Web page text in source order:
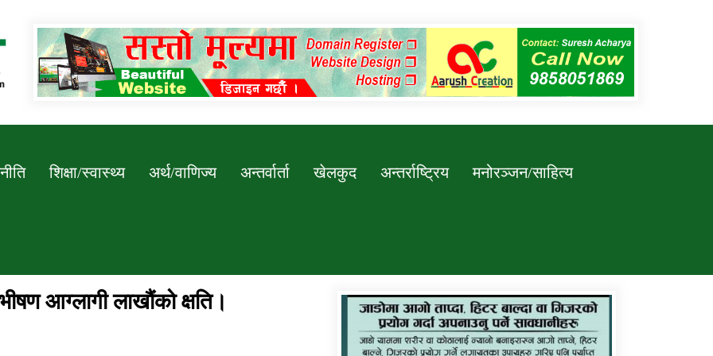
Newssarokar
शिक्षा/स्वास्थ्य अर्थ/वाणिज्य अन्तर्वार्ता खेलकुद अन्तर्राष्ट्रिय मनोरञ्जन/साहित्य
कर्णाली प्रविधि शिक्षालय जुम्लाको सुचना
आग्लागी लाखौंको क्षति।